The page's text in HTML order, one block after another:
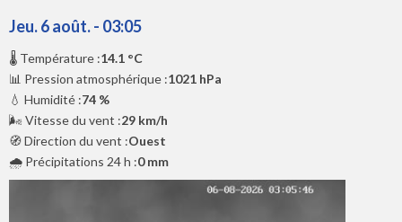
Jeu. 6 août. - 03:05
🌡️ Température :14.1 °C
📊 Pression atmosphérique :1021 hPa
💧 Humidité :74 %
🌬️ Vitesse du vent :29 km/h
🧭 Direction du vent :Ouest
🌧️ Précipitations 24 h :0 mm